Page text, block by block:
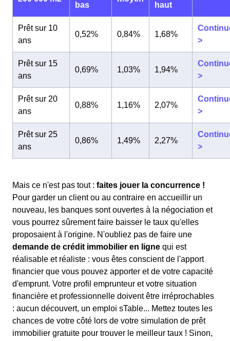
bas
haut
Prêt sur 10
ans
0,52% 0,84% 1,68%
>
Prêt sur 15
ans
0,69% 1,03% 1,94%
>
Prêt sur 20
ans
0,88% 1,16% 2,07%
>
Prêt sur 25
ans
0,86% 1,49% 2,27%
>
Mais ce n'est pas tout : faites jouer la concurrence !
Pour garder un client ou au contraire en accueillir un
nouveau, les banques sont ouvertes à la négociation et
vous pourrez sûrement faire baisser le taux qu'elles
proposaient à l'origine. N'oubliez pas de faire une
demande de crédit immobilier en ligne qui est
réalisable et réaliste : vous êtes conscient de l'apport
financier que vous pouvez apporter et de votre capacité
d'emprunt. Votre profil emprunteur et votre situation
financière et professionnelle doivent être irréprochables
: aucun découvert, un emploi sTable... Mettez toutes les
chances de votre côté lors de votre simulation de prêt
immobilier gratuite pour trouver le meilleur taux ! Sinon,